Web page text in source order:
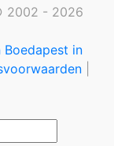
2002 - 2026
Boedapest in